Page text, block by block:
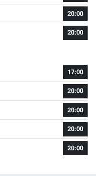
20:00
20:00
17:00
20:00
20:00
20:00
20:00